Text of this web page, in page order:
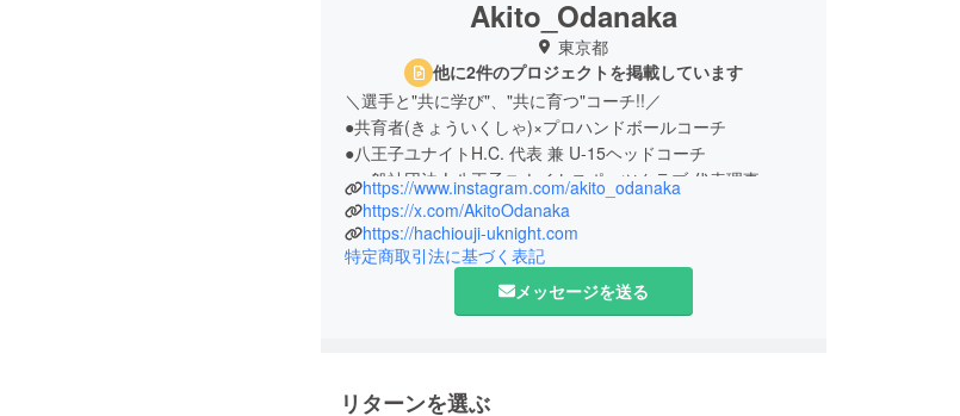
Akito_Odanaka
東京都
他に2件のプロジェクトを掲載しています
＼選手と"共に学び"、"共に育つ"コーチ!!／
●共育者(きょういくしゃ)×プロハンドボールコーチ
●八王子ユナイトH.C. 代表 兼 U-15ヘッドコーチ
●一般社団法人八王子ユナイトスポーツクラブ 代表理事
●日本スポーツ協会公認ハンドボールコーチ3
●32歳/共育/教育/育成/組織づくり/伴走
https://www.instagram.com/akito_odanaka
https://x.com/AkitoOdanaka
https://hachiouji-uknight.com
特定商取引法に基づく表記
メッセージを送る
リターンを選ぶ